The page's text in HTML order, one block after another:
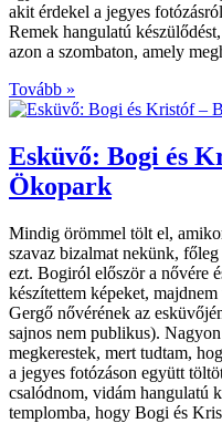
akit érdekel a jegyes
Remek hangulatú
azon a szombaton, amely
Tovább »
Esküvő: Bogi és
Ökopark
Mindig örömmel tölt el,
szavaz bizalmat nekünk,
ezt. Bogiról először a nővére
készítettem képeket,
Gergő nővérének az
sajnos nem publikus).
megkerestek, mert tudtam,
a jegyes fotózáson együtt
csalódnom, vidám hangulatú
templomba, hogy Bogi és